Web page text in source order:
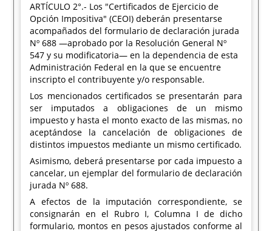
ARTÍCULO 2°.- Los "Certificados de Ejercicio de
Opción Impositiva" (CEOI) deberán presentarse
acompañados del formulario de declaración jurada
Nº 688 —aprobado por la Resolución General Nº
547 y su modificatoria— en la dependencia de esta
Administración Federal en la que se encuentre
inscripto el contribuyente y/o responsable.
Los mencionados certificados se presentarán para
ser imputados a obligaciones de un mismo
impuesto y hasta el monto exacto de las mismas, no
aceptándose la cancelación de obligaciones de
distintos impuestos mediante un mismo certificado.
Asimismo, deberá presentarse por cada impuesto a
cancelar, un ejemplar del formulario de declaración
jurada Nº 688.
A efectos de la imputación correspondiente, se
consignarán en el Rubro I, Columna I de dicho
formulario, montos en pesos ajustados conforme al